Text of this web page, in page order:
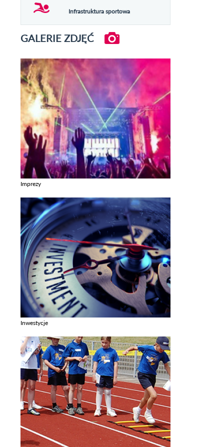
Infrastruktura sportowa
GALERIE ZDJĘĆ
Imprezy
Inwestycje